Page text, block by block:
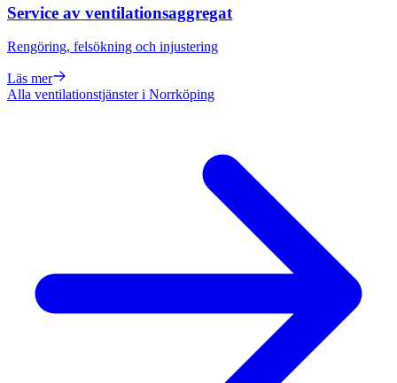
Service av ventilationsaggregat
Rengöring, felsökning och injustering
Läs mer
Alla ventilationstjänster i Norrköping